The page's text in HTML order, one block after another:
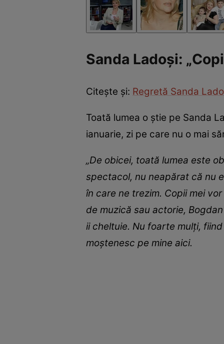
Sanda Ladoși:
Citește și: Regretă Sanda
Toată lumea o știe pe Sanda
ianuarie, zi pe care nu o mai
„De obicei, toată lumea este
spectacol, nu neapărat că nu
în care ne trezim. Copii mei
de muzică sau actorie,
ii cheltuie. Nu foarte mulți,
moștenesc pe mine aici.